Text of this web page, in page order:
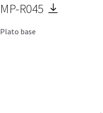
MP-R045
Plato base